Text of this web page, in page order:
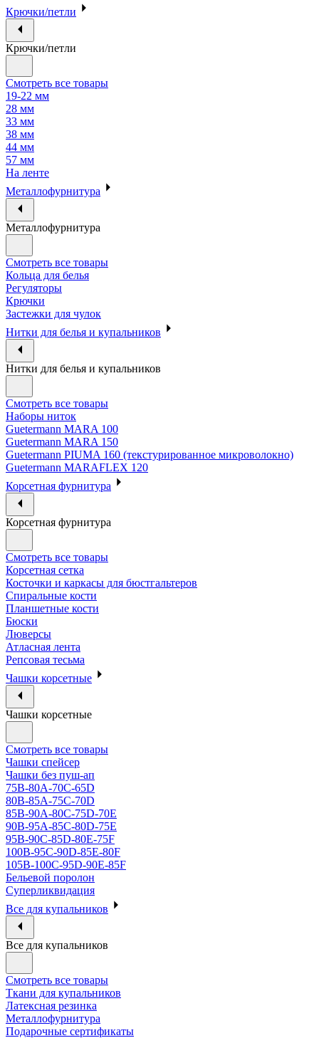
Крючки/петли
Крючки/петли
Смотреть все товары
19-22 мм
28 мм
33 мм
38 мм
44 мм
57 мм
На ленте
Металлофурнитура
Металлофурнитура
Смотреть все товары
Кольца для белья
Регуляторы
Крючки
Застежки для чулок
Нитки для белья и купальников
Нитки для белья и купальников
Смотреть все товары
Наборы ниток
Guetermann MARA 100
Guetermann MARA 150
Guetermann PIUMA 160 (текстурированное микроволокно)
Guetermann MARAFLEX 120
Корсетная фурнитура
Корсетная фурнитура
Смотреть все товары
Корсетная сетка
Косточки и каркасы для бюстгальтеров
Спиральные кости
Планшетные кости
Бюски
Люверсы
Атласная лента
Репсовая тесьма
Чашки корсетные
Чашки корсетные
Смотреть все товары
Чашки спейсер
Чашки без пуш-ап
75В-80А-70С-65D
80В-85А-75С-70D
85В-90А-80С-75D-70E
90B-95A-85C-80D-75E
95B-90C-85D-80E-75F
100B-95C-90D-85E-80F
105B-100C-95D-90E-85F
Бельевой поролон
Суперликвидация
Все для купальников
Все для купальников
Смотреть все товары
Ткани для купальников
Латексная резинка
Металлофурнитура
Подарочные сертификаты